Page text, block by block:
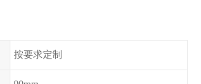
按要求定制